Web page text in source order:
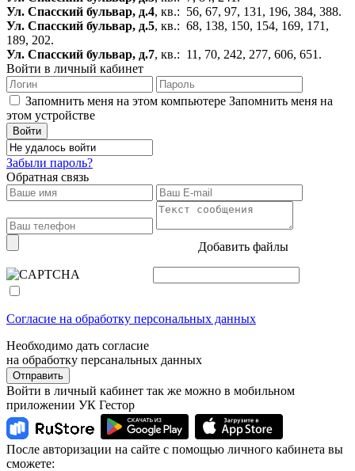
Ул. Спасский бульвар, д.4, кв.: 56, 67, 97, 131, 196, 384, 388.
Ул. Спасский бульвар, д.5, кв.: 68, 138, 150, 154, 169, 171,
189, 202.
Ул. Спасский бульвар, д.7, кв.: 11, 70, 242, 277, 606, 651.
Войти в личный кабинет
Запомнить меня на этом компьютере Запомнить меня на
этом устройстве
Забыли пароль?
Обратная связь
Добавить файлы
Согласие на обработку персональных данных
Необходимо дать согласие
на обработку персанальных данных
Отправить
Войти в личный кабинет так же можно в мобильном
приложении УК Гестор
После авторизации на сайте с помощью личного кабинета вы
сможете: